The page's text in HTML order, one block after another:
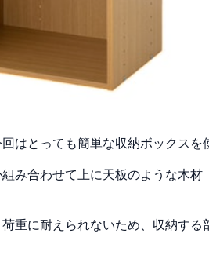
はとっても簡単な収納ボックスを
み合わせて上に天板のような木材
重に耐えられないため、収納す